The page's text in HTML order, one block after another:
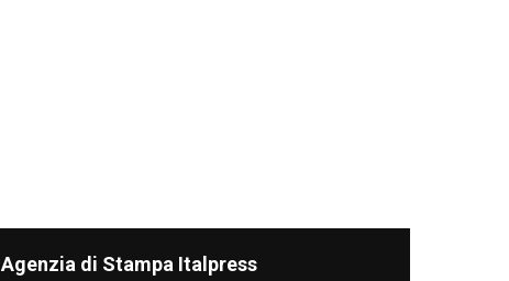
Agenzia di Stampa Italpress